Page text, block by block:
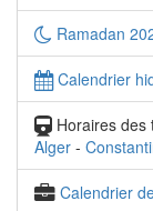
Ramadan
Calendrier
Horaires des
Alger -
Calendrier